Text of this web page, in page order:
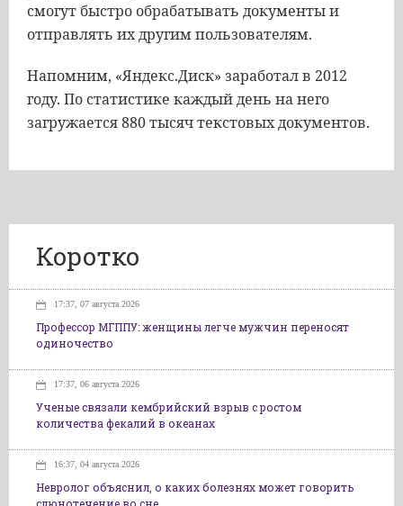
смогут быстро обрабатывать документы и
отправлять их другим пользователям.
Напомним, «Яндекс.Диск» заработал в 2012
году. По статистике каждый день на него
загружается 880 тысяч текстовых документов.
Коротко
17:37, 07 августа 2026
Профессор МГППУ: женщины легче мужчин переносят
одиночество
17:37, 06 августа 2026
Ученые связали кембрийский взрыв с ростом
количества фекалий в океанах
16:37, 04 августа 2026
Невролог объяснил, о каких болезнях может говорить